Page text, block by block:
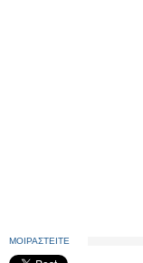
ΜΟΙΡΑΣΤΕΙΤΕ